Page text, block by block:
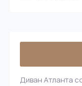
Диван Атланта